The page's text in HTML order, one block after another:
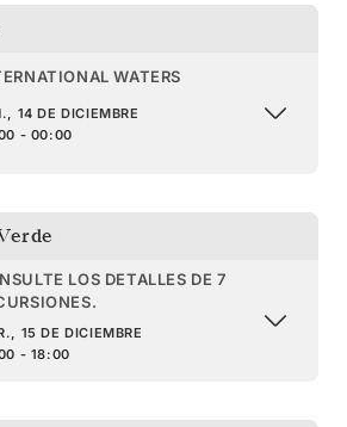
WATERS
14 DE DICIEMBRE
- 00:00
LOS DETALLES DE 7
15 DE DICIEMBRE
- 18:00